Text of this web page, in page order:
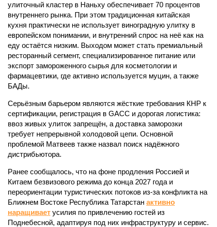
улиточный кластер в Наньху обеспечивает 70 процентов
внутреннего рынка. При этом традиционная китайская
кухня практически не использует виноградную улитку в
европейском понимании, и внутренний спрос на неё как на
еду остаётся низким. Выходом может стать премиальный
ресторанный сегмент, специализированное питание или
экспорт замороженного сырья для косметологии и
фармацевтики, где активно используется муцин, а также
БАДы.
Серьёзным барьером являются жёсткие требования КНР к
сертификации, регистрация в GACC и дорогая логистика:
ввоз живых улиток запрещён, а доставка заморозки
требует непрерывной холодовой цепи. Основной
проблемой Матвеев также назвал поиск надёжного
дистрибьютора.
Ранее сообщалось, что на фоне продления Россией и
Китаем безвизового режима до конца 2027 года и
переориентации туристических потоков из-за конфликта на
Ближнем Востоке Республика Татарстан активно
наращивает усилия по привлечению гостей из
Поднебесной, адаптируя под них инфраструктуру и сервис.